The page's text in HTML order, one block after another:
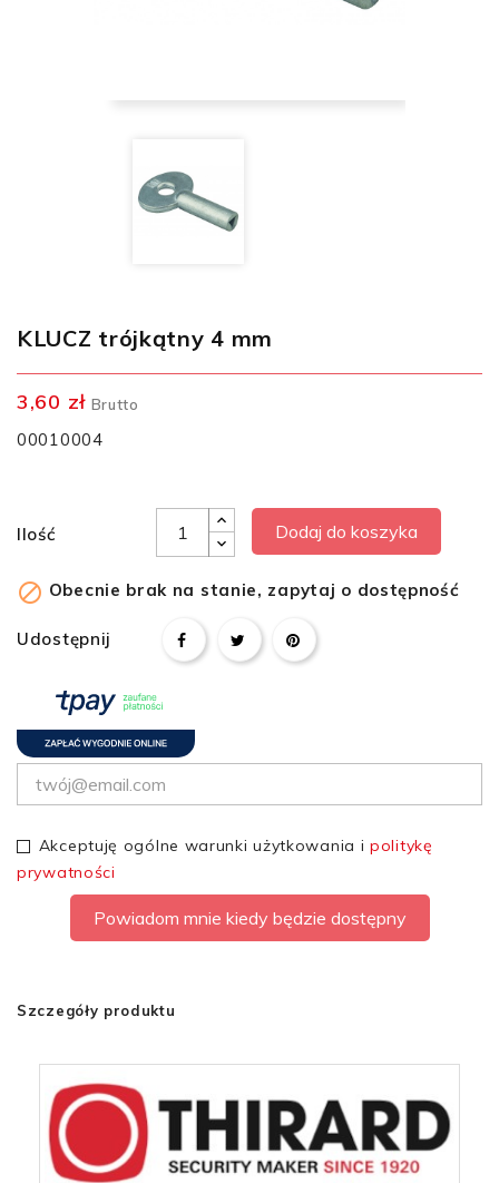
KLUCZ trójkątny 4 mm
3,60 zł Brutto
00010004
Ilość Dodaj do koszyka
 Obecnie brak na stanie, zapytaj o dostępność
Udostępnij
Akceptuję ogólne warunki użytkowania ipolitykę
prywatności
Powiadom mnie kiedy będzie dostępny
Szczegóły produktu